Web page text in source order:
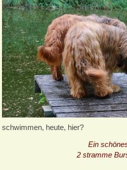
schwimmen, heute, hier?
Ein
2 stramme